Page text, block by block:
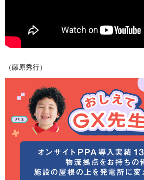
（藤原秀行）